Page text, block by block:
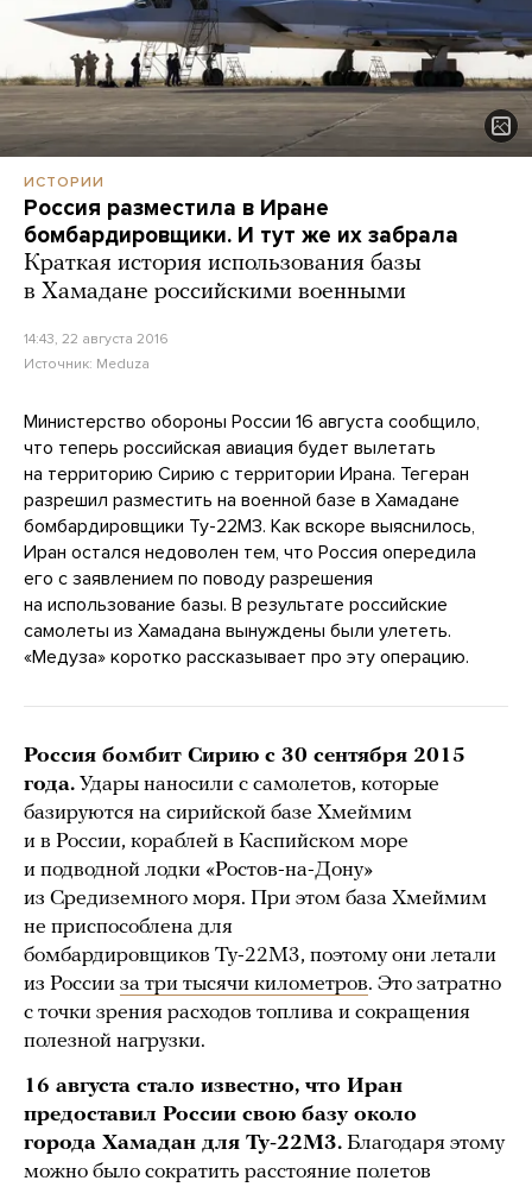
ИСТОРИИ
Россия разместила в Иране
бомбардировщики. И тут же их забрала
Краткая история использования базы
в Хамадане российскими военными
14:43, 22 августа 2016
Источник: Meduza
Министерство обороны России 16 августа сообщило,
что теперь российская авиация будет вылетать
на территорию Сирию с территории Ирана. Тегеран
разрешил разместить на военной базе в Хамадане
бомбардировщики Ту-22М3. Как вскоре выяснилось,
Иран остался недоволен тем, что Россия опередила
его с заявлением по поводу разрешения
на использование базы. В результате российские
самолеты из Хамадана вынуждены были улететь.
«Медуза» коротко рассказывает про эту операцию.
Россия бомбит Сирию с 30 сентября 2015
года. Удары наносили с самолетов, которые
базируются на сирийской базе Хмеймим
и в России, кораблей в Каспийском море
и подводной лодки «Ростов-на-Дону»
из Средиземного моря. При этом база Хмеймим
не приспособлена для
бомбардировщиков Ту-22М3, поэтому они летали
из России за три тысячи километров. Это затратно
с точки зрения расходов топлива и сокращения
полезной нагрузки.
16 августа стало известно, что Иран
предоставил России свою базу около
города Хамадан для Ту-22М3. Благодаря этому
можно было сократить расстояние полетов